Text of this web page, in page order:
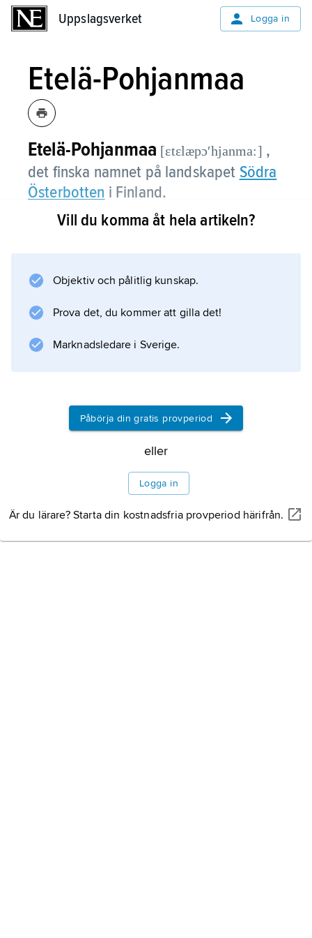
Uppslagsverket Logga in
Etelä-Pohjanmaa
Etelä-Pohjanmaa [ɛtɛlæpɔʹhjanma:] ,
det finska namnet på landskapet Södra
Österbotten i Finland.
Information om artikeln
Vill du komma åt hela artikeln?
Objektiv och pålitlig kunskap.
Prova det, du kommer att gilla det!
Marknadsledare i Sverige.
Påbörja din gratis provperiod
eller
Logga in
Är du lärare? Starta din kostnadsfria provperiod härifrån.